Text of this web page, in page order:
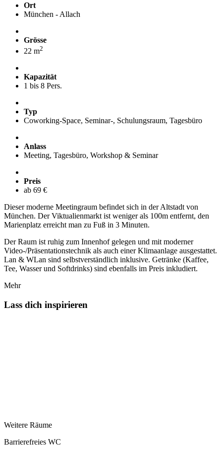
Ort
München - Allach
Grösse
22 m2
Kapazität
1 bis 8 Pers.
Typ
Coworking-Space, Seminar-, Schulungsraum, Tagesbüro
Anlass
Meeting, Tagesbüro, Workshop & Seminar
Preis
ab 69 €
Dieser moderne Meetingraum befindet sich in der Altstadt von
München. Der Viktualienmarkt ist weniger als 100m entfernt, den
Marienplatz erreicht man zu Fuß in 3 Minuten.
Der Raum ist ruhig zum Innenhof gelegen und mit moderner
Video-/Präsentationstechnik als auch einer Klimaanlage ausgestattet.
Lan & WLan sind selbstverständlich inklusive. Getränke (Kaffee,
Tee, Wasser und Softdrinks) sind ebenfalls im Preis inkludiert.
Mehr
Lass dich inspirieren
Weitere Räume
Barrierefreies WC